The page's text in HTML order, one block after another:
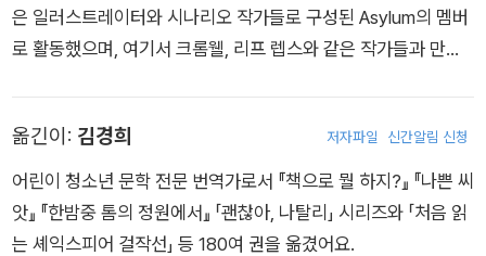
은 일러스트레이터와 시나리오 작가들로 구성된 Asylum의 멤버
로 활동했으며, 여기서 크롬웰, 리프 렙스와 같은 작가들과 만나
로 활동하고 있습니다. 그가 작업한 그래픽 노블로는 《La Cham
bre de Lautreamont》, 《Emma G. Wildford》 등이 있습니다.
옮긴이: 김경희 저자파일 신간알림 신청
어린이 청소년 문학 전문 번역가로서 『책으로 뭘 하지?』 『나쁜 씨
앗』 『한밤중 톰의 정원에서』 「괜찮아, 나탈리」 시리즈와 「처음 읽
는 셰익스피어 걸작선」 등 180여 권을 옮겼어요.